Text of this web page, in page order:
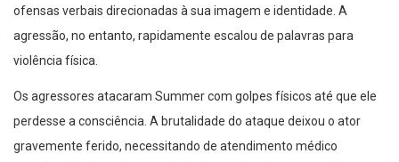
ofensas verbais direcionadas à sua imagem e identidade. A
agressão, no entanto, rapidamente escalou de palavras para
violência física.
Os agressores atacaram Summer com golpes físicos até que ele
perdesse a consciência. A brutalidade do ataque deixou o ator
gravemente ferido, necessitando de atendimento médico